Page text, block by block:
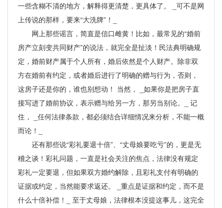
一些含糊不清的地方，解释得更清楚，更具体了。 _可不是网
上传说的那样，要来“大洗牌”！_
网上那些谣言，简直是信口雌黄！比如，最常见的“婚前
房产立刻变共同财产”的说法，就完全是扯淡！民法典明确规
定，婚前财产属于个人所有，婚后依然是个人财产。除非双
方在婚前有约定，或者婚后进行了明确的赠与行为，否则，
这房子还是你的，谁也别想动！ 当然， _如果你是把房子直
接写进了婚前协议，表示赠与给另一方，那另当别论。_ 记
住， _任何法律条款，都必须结合详细情况来分析，不能一概
而论！_
还有那些说“彩礼要退十倍”、“丈母娘要吃亏”的，更是无
稽之谈！彩礼问题，一直是社会关注的焦点，法律没有规定
彩礼一定要退，但如果双方婚约解除，且彩礼支付有明确的
证据或约定，当然能要求返还。 _重点是证据和约定，而不是
什么十倍补偿！_ 至于丈母娘，法律根本没提这事儿，这完全